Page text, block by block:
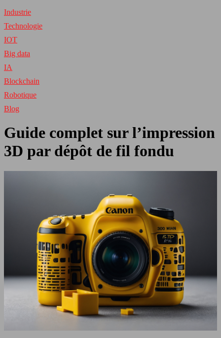
Industrie
Technologie
IOT
Big data
IA
Blockchain
Robotique
Blog
Guide complet sur l’impression
3D par dépôt de fil fondu